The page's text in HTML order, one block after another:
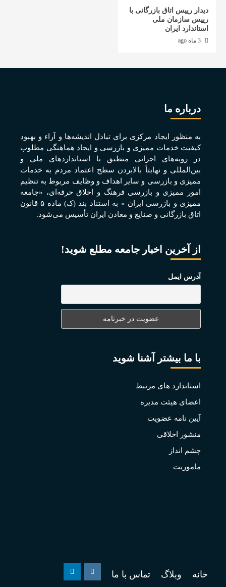
دیدار رییس اتاق بازرگانی با
رییس سازمان ملی
استاندارد ایران
درباره ما
به منظور ايجاد مرکزی برای تبادل انديشه‌ها و آراء و بهبود
کيفيت خدمات مميزی و بازرسی و ايجاد هماهنگی مطلوب
در رويه‌های اجرائی منطبق با استانداردهای ملی و
بين‌المللی و نهايتاً بالابردن سطح اعتماد مردم به خدمات
مميزی و بازرسی و ساير اهداف و وظايف مربوط به تنظيم
امور مميزی و بازرسی فرهنگ و اخلاق حرفه‌ای، «جامعه
مميزی و بازرسی ايران « به استناد بند (ک) ماده ۵ قانون
اتاق بازرگانی و صنايع و معادن ايران تأسيس می‌شود.
از آخرین اخبار جامعه مطلع شوید!
آدرس ایمل
با ما بیشتر آشنا شوید
استاندارد های مرتبط
اعضای هیئت مدیره
آیین نامه عضویت
منشور اخلاقی
چشم انداز
ماموریت
خانه وبلاگ تماس با ما Instagram
Linkedin